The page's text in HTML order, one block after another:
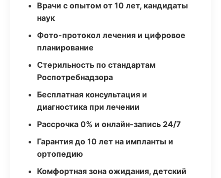
Врачи с опытом от 10 лет, кандидаты
наук
Фото-протокол лечения и цифровое
планирование
Стерильность по стандартам
Роспотребнадзора
Бесплатная консультация и
диагностика при лечении
Рассрочка 0% и онлайн-запись 24/7
Гарантия до 10 лет на импланты и
ортопедию
Комфортная зона ожидания, детский